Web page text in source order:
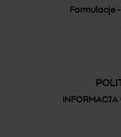
Formulacje